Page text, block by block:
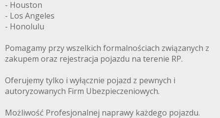
- Houston
- Los Angeles
- Honolulu
Pomagamy przy wszelkich formalnościach związanych z
zakupem oraz rejestracja pojazdu na terenie RP.
Oferujemy tylko i wyłącznie pojazd z pewnych i
autoryzowanych Firm Ubezpieczeniowych.
Możliwość Profesjonalnej naprawy każdego pojazdu.